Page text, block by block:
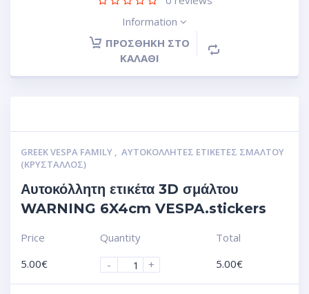
Information
ΠΡΟΣΘΉΚΗ ΣΤΟ
ΚΑΛΆΘΙ
GREEK VESPA FAMILY , ΑΥΤΟΚΌΛΛΗΤΕΣ ΕΤΙΚΈΤΕΣ ΣΜΆΛΤΟΥ
(ΚΡΥΣΤΑΛΛΟΣ)
Αυτοκόλλητη ετικέτα 3D σμάλτου
WARNING 6X4cm VESPA.stickers
Price
5.00€
Quantity
-
+
Total
5.00€